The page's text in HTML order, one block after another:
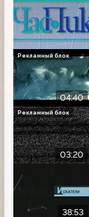
04:40
Рекламный блок
03:20
Рекламный блок
38:53